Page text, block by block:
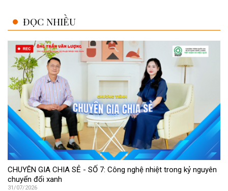
ĐỌC NHIỀU
CHUYÊN GIA CHIA SẺ - SỐ 7: Công nghệ nhiệt trong kỷ nguyên
chuyển đổi xanh
31/07/2026